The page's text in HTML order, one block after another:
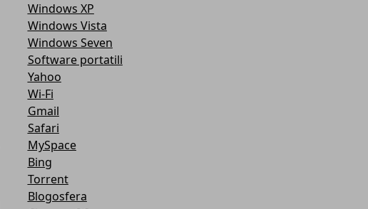
Windows XP
Windows Vista
Windows Seven
Software portatili
Yahoo
Wi-Fi
Gmail
Safari
MySpace
Bing
Torrent
Blogosfera